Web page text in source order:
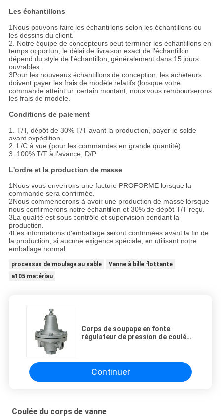
Les échantillons
1Nous pouvons faire les échantillons selon les échantillons ou
les dessins du client.
2. Notre équipe de concepteurs peut terminer les échantillons en
temps opportun, le délai de livraison exact de l'échantillon
dépend du style de l'échantillon, généralement dans 15 jours
ouvrables.
3Pour les nouveaux échantillons de conception, les acheteurs
doivent payer les frais de modèle relatifs (lorsque votre
commande atteint un certain montant, nous vous rembourserons
les frais de modèle.
Conditions de paiement
1. T/T, dépôt de 30% T/T avant la production, payer le solde
avant expédition.
2. L/C à vue (pour les commandes en grande quantité)
3. 100% T/T à l'avance, D/P
L'ordre et la production de masse
1Nous vous enverrons une facture PROFORME lorsque la
commande sera confirmée.
2Nous commencerons à avoir une production de masse lorsque
nous confirmerons notre échantillon et 30% de dépôt T/T reçu.
3La qualité est sous contrôle et supervision pendant la
production.
4Les informations d'emballage seront confirmées avant la fin de
la production, si aucune exigence spéciale, en utilisant notre
emballage normal.
processus de moulage au sable
Vanne à bille flottante
a105 matériau
Corps de soupape en fonte
régulateur de pression de coulée
Continuer
Coulée du corps de vanne